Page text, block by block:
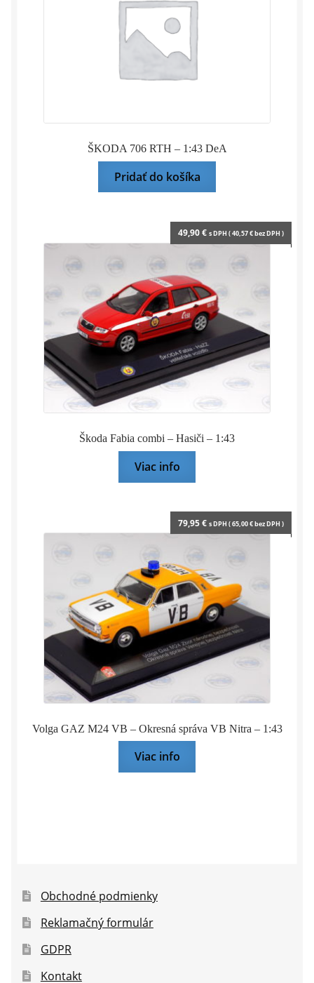
ŠKODA 706 RTH – 1:43 DeA
Pridať do košíka
Škoda Fabia combi – Hasiči – 1:43
49,90€ s DPH (40,57€bez DPH )
Viac info
Volga GAZ M24 VB – Okresná správa VB Nitra – 1:43
79,95€ s DPH (65,00€bez DPH )
Viac info
Obchodné podmienky
Reklamačný formulár
GDPR
Kontakt